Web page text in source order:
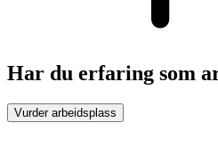
Har du erfaring som
Vurder arbeidsplass